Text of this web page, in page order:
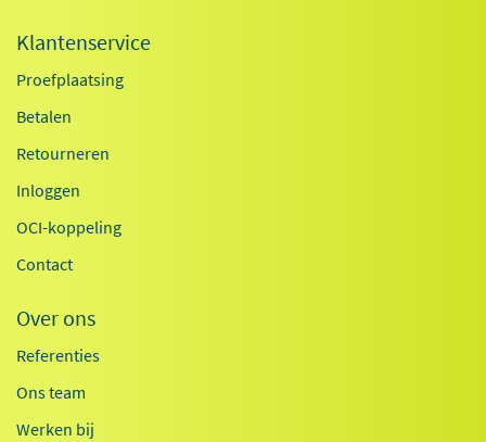
Klantenservice
Proefplaatsing
Betalen
Retourneren
Inloggen
OCI-koppeling
Contact
Over ons
Referenties
Ons team
Werken bij